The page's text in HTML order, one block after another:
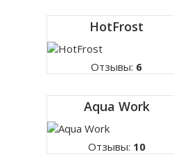
HotFrost
Отзывы: 6
Aqua Work
Отзывы: 10